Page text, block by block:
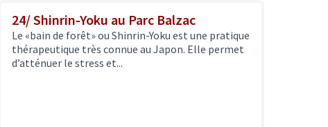
24/ Shinrin-Yoku au Parc Balzac
Le «bain de forêt» ou Shinrin-Yoku est une pratique
thérapeutique très connue au Japon. Elle permet
d’atténuer le stress et...